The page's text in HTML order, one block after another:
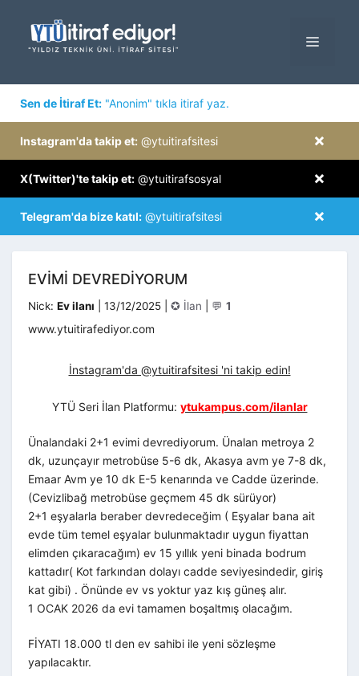
MENÜ
Sen de İtiraf Et: "Anonim" tıkla itiraf yaz.
×
Instagram'da takip et: @ytuitirafsitesi
×
X(Twitter)'te takip et: @ytuitirafsosyal
×
Telegram'da bize katıl: @ytuitirafsitesi
EVIMI DEVREDIYORUM
Nick: Ev ilanı 13/12/2025 Kategoriler
✪ İlan 💬 1
www.ytuitirafediyor.com
İnstagram'da @ytuitirafsitesi 'ni takip edin!
YTÜ Seri İlan Platformu: ytukampus.com/ilanlar
Ünalandaki 2+1 evimi devrediyorum. Ünalan metroya 2
dk, uzunçayır metrobüse 5-6 dk, Akasya avm ye 7-8 dk,
Emaar Avm ye 10 dk E-5 kenarında ve Cadde üzerinde.
(Cevizlibağ metrobüse geçmem 45 dk sürüyor)
2+1 eşyalarla beraber devredeceğim ( Eşyalar bana ait
evde tüm temel eşyalar bulunmaktadır uygun fiyattan
elimden çıkaracağım) ev 15 yıllık yeni binada bodrum
kattadır( Kot farkından dolayı cadde seviyesindedir, giriş
kat gibi) . Önünde ev vs yoktur yaz kış güneş alır.
1 OCAK 2026 da evi tamamen boşaltmış olacağım.
FİYATI 18.000 tl den ev sahibi ile yeni sözleşme
yapılacaktır.